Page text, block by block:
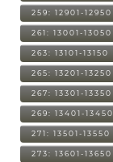
259: 12901-12950
261: 13001-13050
263: 13101-13150
265: 13201-13250
267: 13301-13350
269: 13401-13450
271: 13501-13550
273: 13601-13650